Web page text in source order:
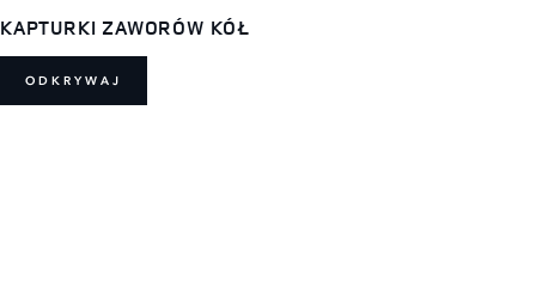
KAPTURKI ZAWORÓW KÓŁ
ODKRYWAJ